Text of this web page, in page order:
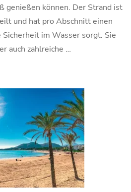
genießen können. Der Strand ist
und hat pro Abschnitt einen
im Wasser sorgt. Sie
auch zahlreiche …